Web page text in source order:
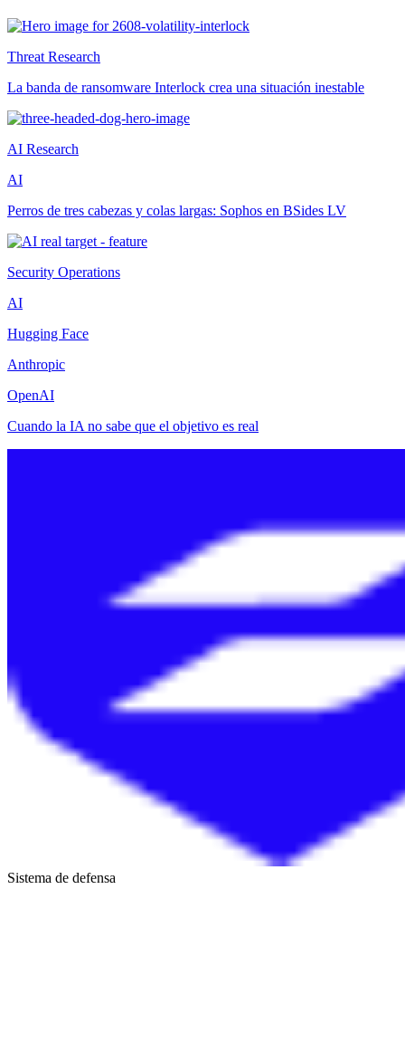
Threat Research
La banda de ransomware Interlock crea una situación inestable
AI Research
AI
Perros de tres cabezas y colas largas: Sophos en BSides LV
Security Operations
AI
Hugging Face
Anthropic
OpenAI
Cuando la IA no sabe que el objetivo es real
Sistema de defensa